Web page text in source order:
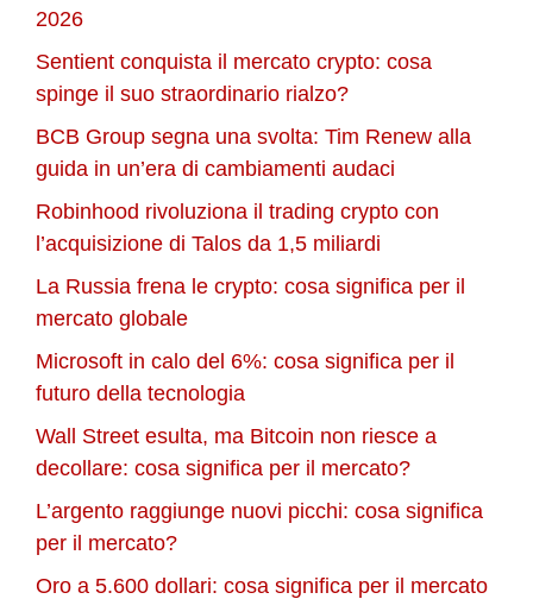
2026
Sentient conquista il mercato crypto: cosa
spinge il suo straordinario rialzo?
BCB Group segna una svolta: Tim Renew alla
guida in un’era di cambiamenti audaci
Robinhood rivoluziona il trading crypto con
l’acquisizione di Talos da 1,5 miliardi
La Russia frena le crypto: cosa significa per il
mercato globale
Microsoft in calo del 6%: cosa significa per il
futuro della tecnologia
Wall Street esulta, ma Bitcoin non riesce a
decollare: cosa significa per il mercato?
L’argento raggiunge nuovi picchi: cosa significa
per il mercato?
Oro a 5.600 dollari: cosa significa per il mercato